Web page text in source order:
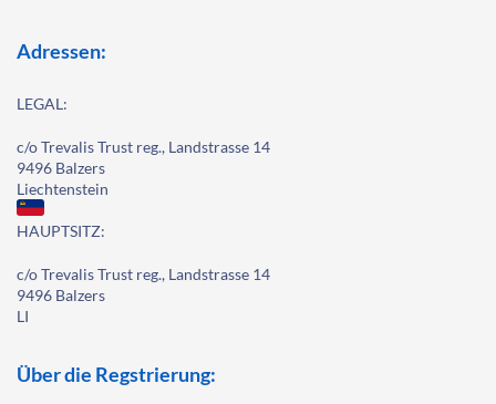
Adressen:
LEGAL:
c/o Trevalis Trust reg., Landstrasse 14
9496 Balzers
Liechtenstein
HAUPTSITZ:
c/o Trevalis Trust reg., Landstrasse 14
9496 Balzers
LI
Über die Regstrierung: